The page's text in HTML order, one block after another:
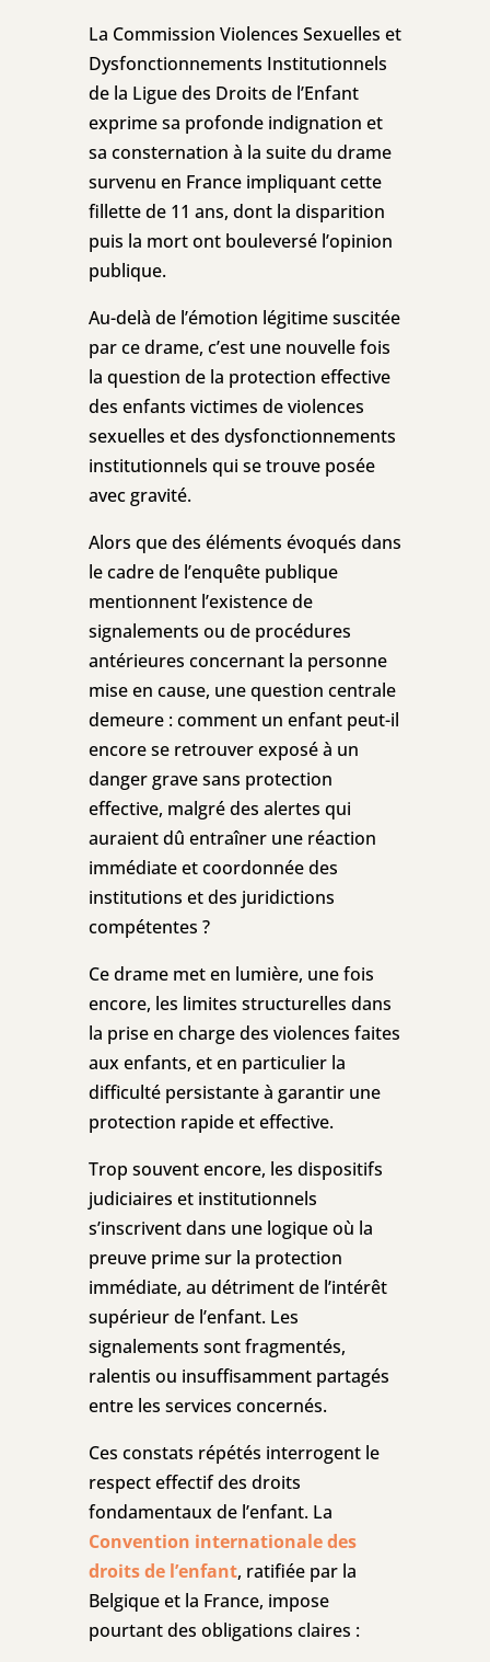
La Commission Violences Sexuelles et
Dysfonctionnements Institutionnels
de la Ligue des Droits de l’Enfant
exprime sa profonde indignation et
sa consternation à la suite du drame
survenu en France impliquant cette
fillette de 11 ans, dont la disparition
puis la mort ont bouleversé l’opinion
publique.
Au-delà de l’émotion légitime suscitée
par ce drame, c’est une nouvelle fois
la question de la protection effective
des enfants victimes de violences
sexuelles et des dysfonctionnements
institutionnels qui se trouve posée
avec gravité.
Alors que des éléments évoqués dans
le cadre de l’enquête publique
mentionnent l’existence de
signalements ou de procédures
antérieures concernant la personne
mise en cause, une question centrale
demeure : comment un enfant peut-il
encore se retrouver exposé à un
danger grave sans protection
effective, malgré des alertes qui
auraient dû entraîner une réaction
immédiate et coordonnée des
institutions et des juridictions
compétentes ?
Ce drame met en lumière, une fois
encore, les limites structurelles dans
la prise en charge des violences faites
aux enfants, et en particulier la
difficulté persistante à garantir une
protection rapide et effective.
Trop souvent encore, les dispositifs
judiciaires et institutionnels
s’inscrivent dans une logique où la
preuve prime sur la protection
immédiate, au détriment de l’intérêt
supérieur de l’enfant. Les
signalements sont fragmentés,
ralentis ou insuffisamment partagés
entre les services concernés.
Ces constats répétés interrogent le
respect effectif des droits
fondamentaux de l’enfant. La
Convention internationale des
droits de l’enfant, ratifiée par la
Belgique et la France, impose
pourtant des obligations claires :